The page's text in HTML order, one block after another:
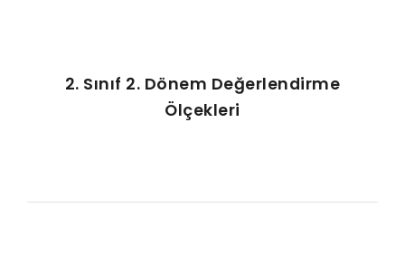
2. Sınıf 2. Dönem Değerlendirme
Ölçekleri